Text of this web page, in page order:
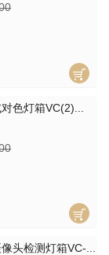
色灯箱VC(2)...
头检测灯箱VC-...